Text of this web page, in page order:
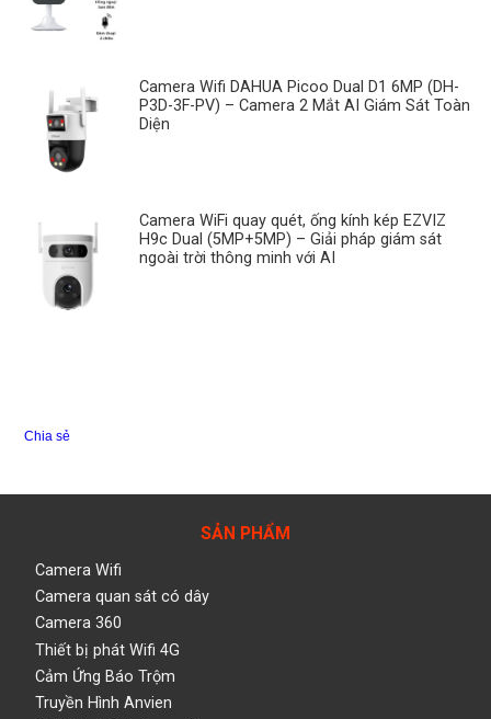
Camera Wifi DAHUA Picoo Dual D1 6MP (DH-
P3D-3F-PV) – Camera 2 Mắt AI Giám Sát Toàn
Diện
Camera WiFi quay quét, ống kính kép EZVIZ
H9c Dual (5MP+5MP) – Giải pháp giám sát
ngoài trời thông minh với AI
Chia sẻ
SẢN PHẨM
Camera Wifi
Camera quan sát có dây
Camera 360
Thiết bị phát Wifi 4G
Cảm Ứng Báo Trộm
Truyền Hình Anvien